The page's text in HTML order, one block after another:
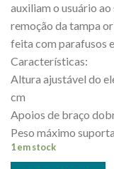
auxiliam o usuário
remoção da tampa
feita com parafusos
Características:
Altura ajustável do
cm
Apoios de braço
Peso máximo
1 em stock